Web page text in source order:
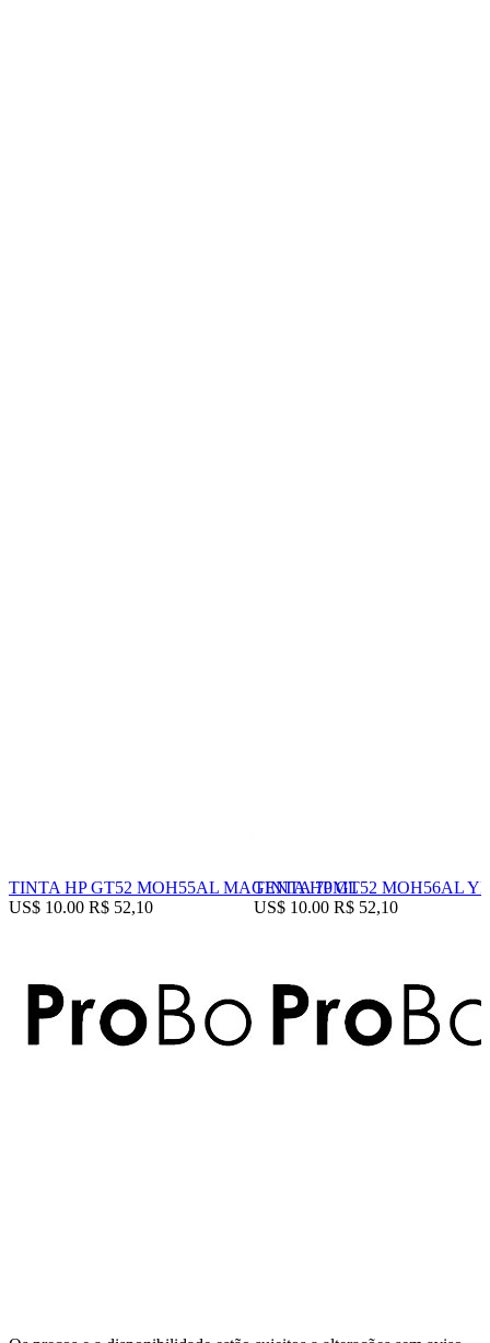
TINTA HP GT52 MOH55AL MAGENTA 70ML
US$ 10.00 R$ 52,10
TINTA HP GT52 MOH56AL
US$ 10.00 R$ 52,10